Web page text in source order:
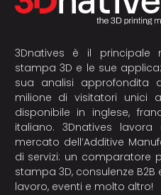
3Dnatives è il principale
stampa 3D e le sue
sua analisi approfondita
milione di visitatori unici
disponibile in inglese,
italiano. 3Dnatives
mercato dell’Additive
di servizi: un comparatore
stampa 3D, consulenze
lavoro, eventi e molto altro!